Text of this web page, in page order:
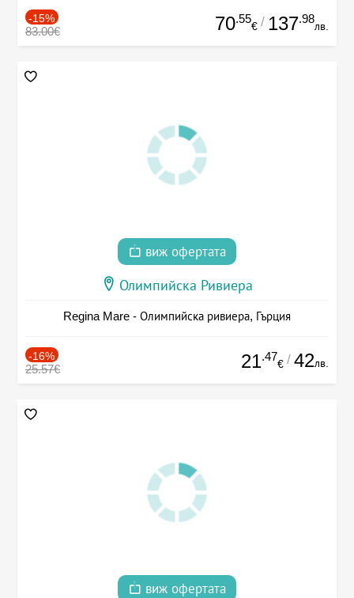
-15%
83.00€ 70.55
€ / 137.98
лв.
виж офертата
Олимпийска Ривиера
Regina Mare - Олимпийска ривиера, Гърция
-16%
25.57€ 21.47
€ / 42лв.
виж офертата